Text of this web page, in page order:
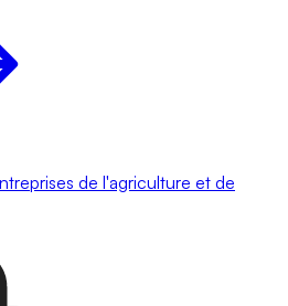
de l'agriculture et de